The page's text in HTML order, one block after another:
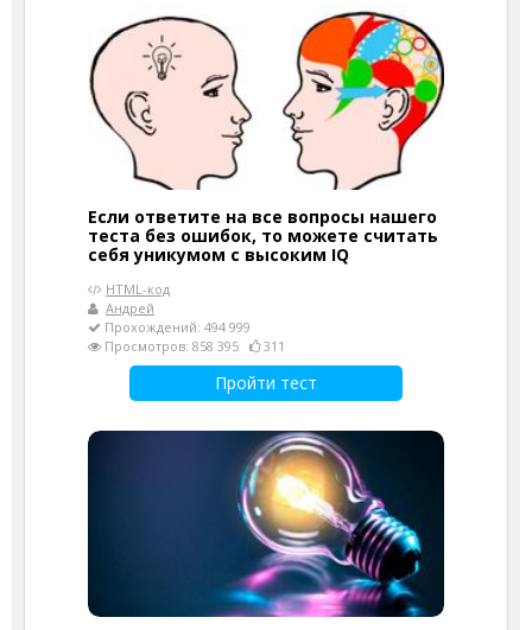
Если ответите на все вопросы нашего
теста без ошибок, то можете считать
себя уникумом с высоким IQ
HTML-код
Андрей
Прохождений: 494 999
Просмотров: 858 395
311
Пройти тест